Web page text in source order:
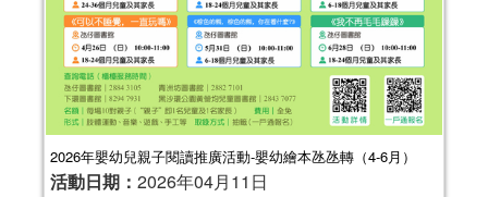
2026年嬰幼兒親子閱讀推廣活動-嬰幼繪本氹氹轉（4-6月）
活動日期： 2026年04月11日